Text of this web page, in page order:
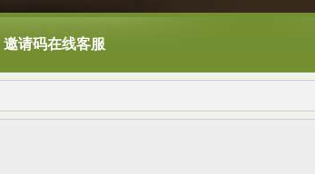
邀请码在线客服